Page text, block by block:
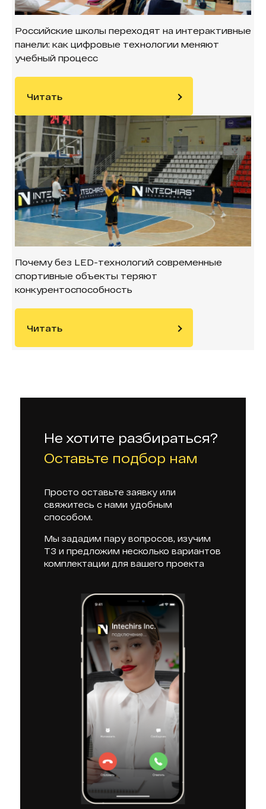
Российские школы переходят на интерактивные
панели: как цифровые технологии меняют
учебный процесс
Читать
Почему без LED-технологий современные
спортивные объекты теряют
конкурентоспособность
Читать
Не хотите разбираться?
Оставьте подбор нам
Просто оставьте заявку или
свяжитесь с нами удобным
способом.
Мы зададим пару вопросов, изучим
ТЗ и предложим несколько вариантов
комплектации для вашего проекта